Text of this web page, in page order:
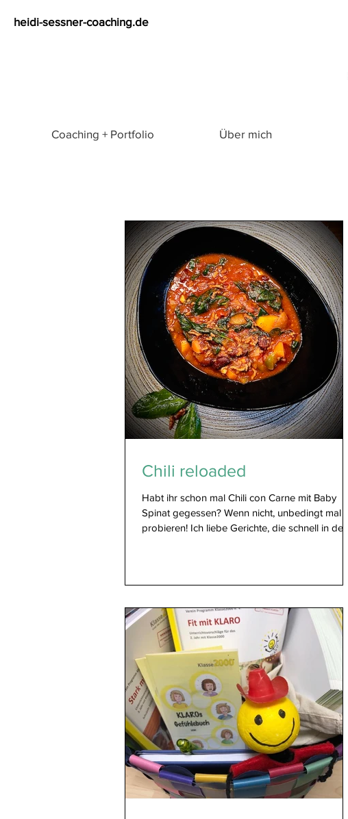
heidi-sessner-coaching.de
Coaching + Portfolio Über mich
Chili reloaded
Habt ihr schon mal Chili con Carne mit Baby
Spinat gegessen? Wenn nicht, unbedingt mal
probieren! Ich liebe Gerichte, die schnell in der...